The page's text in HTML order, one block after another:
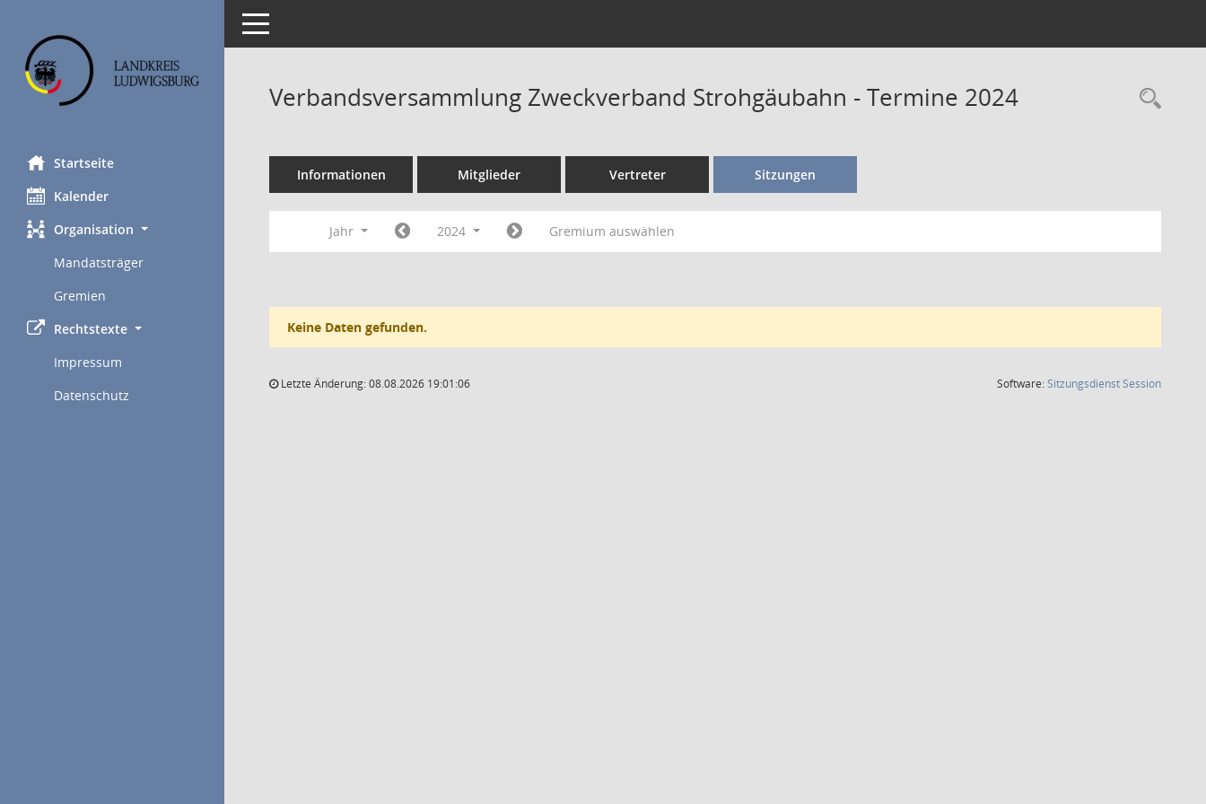
Startseite
Kalender
Organisation
Mandatsträger
Gremien
Rechtstexte
Impressum
Datenschutz
Toggle navigation
Verbandsversammlung Zweckverband Strohgäubahn - Termine 2024
Informationen Mitglieder Vertreter Sitzungen
Jahr 2024 Gremium auswählen
Keine Daten gefunden.
Letzte Änderung: 08.08.2026 19:01:06 Software:SitzungsdienstSession(Wird in